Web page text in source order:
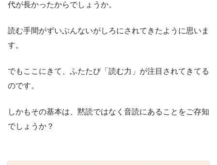
代が長かったからでしょうか。
読む手間がずいぶんないがしろにされてきたように思いま
す。
でもここにきて、ふたたび「読む力」が注目されてきてる
のです。
しかもその基本は、黙読ではなく音読にあることをご存知
でしょうか？